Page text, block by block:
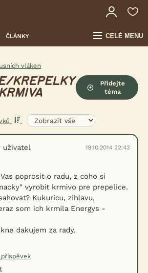
ČLÁNKY CELÉ MENU
vláken
KREPELKY
Přidejte
téma
uživatel 19.10.2014 22:43
poprosit o radu, z coho si
vyrobit krmivo pre prepelice.
Kukuricu, zihlavu,
som ich krmila Energys -
dakujem za rady.